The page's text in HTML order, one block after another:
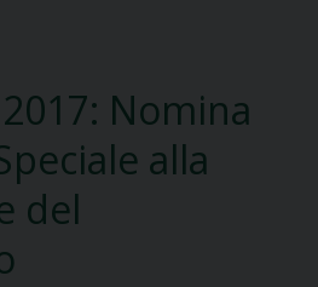
Nomina
alla
del